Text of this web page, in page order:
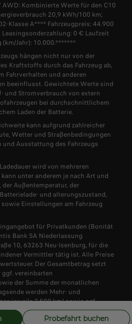
Probefahrt buchen
AWD: Kombinierte Werte für den C10
20,9 kWh/100 km;
Klasse A**** Fahrzeugpreis: 44.900
0 € Laufzeit
Jahr): 10.000.*******
hängen nicht nur von der
Kraftstoffs durch das Fahrzeug ab,
Fahrverhalten und anderen
beeinflusst. Gewichtete Werte sind
Stromverbrauch von extern
bei durchschnittlichem
Laden der Batterie.
kann aufgrund zahlreicher
Wetter und Straßenbedingungen
Ausstattung des Fahrzeugs
wird von mehreren
unter anderem je nach Art und
Außentemperatur, der
und alterungszustand,
Einstellungen am Fahrzeug
für Privatkunden (Bonität
Bank SA Niederlassung
10, 63263 Neu-Isenburg, für die
Vermittler tätig ist. Alle Preise
Der Gesamtbetrag setzt
vereinbarten
der Summe der monatlichen
werden Mehr- und
jeweils 2.500 km) sowie ggf.
Überführungs- und
Leasingangebot nicht enthalten und